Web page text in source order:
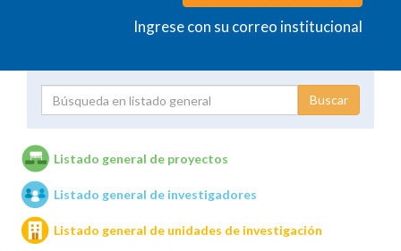
Ingrese con su correo institucional
Unidades de investigación
Listado general de proyectos
Listado general de investigadores
Listado general de unidades de investigación